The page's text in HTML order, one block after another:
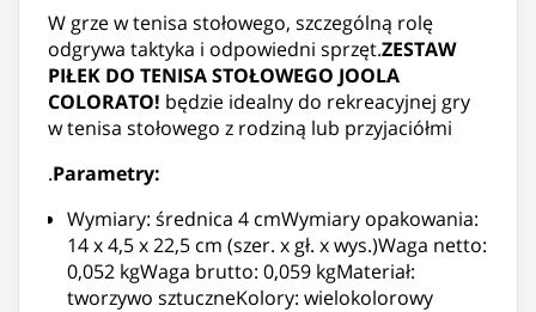
W grze w tenisa stołowego, szczególną rolę
odgrywa taktyka i odpowiedni sprzęt.ZESTAW
PIŁEK DO TENISA STOŁOWEGO JOOLA
COLORATO! będzie idealny do rekreacyjnej gry
w tenisa stołowego z rodziną lub przyjaciółmi
.Parametry:
Wymiary: średnica 4 cmWymiary opakowania:
14 x 4,5 x 22,5 cm (szer. x gł. x wys.)Waga netto:
0,052 kgWaga brutto: 0,059 kgMateriał:
tworzywo sztuczneKolory: wielokolorowy